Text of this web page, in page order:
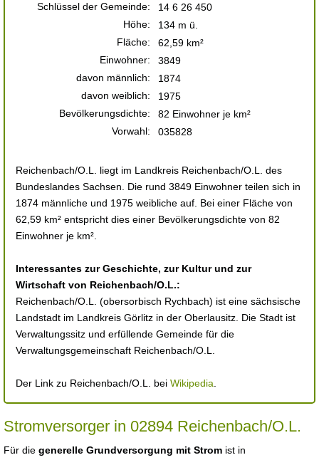
Schlüssel der Gemeinde:
14 6 26 450
Höhe:
134 m ü.
Fläche:
62,59 km²
Einwohner:
3849
davon männlich:
1874
davon weiblich:
1975
Bevölkerungsdichte:
82 Einwohner je km²
Vorwahl:
035828
Reichenbach/O.L. liegt im Landkreis Reichenbach/O.L. des
Bundeslandes Sachsen. Die rund 3849 Einwohner teilen sich in
1874 männliche und 1975 weibliche auf. Bei einer Fläche von
62,59 km² entspricht dies einer Bevölkerungsdichte von 82
Einwohner je km².
Interessantes zur Geschichte, zur Kultur und zur
Wirtschaft von Reichenbach/O.L.:
Reichenbach/O.L. (obersorbisch Rychbach) ist eine sächsische
Landstadt im Landkreis Görlitz in der Oberlausitz. Die Stadt ist
Verwaltungssitz und erfüllende Gemeinde für die
Verwaltungsgemeinschaft Reichenbach/O.L.
Der Link zu Reichenbach/O.L. bei Wikipedia
Stromversorger in 02894 Reichenbach/O.L.
Für die generelle Grundversorgung mit Strom ist in